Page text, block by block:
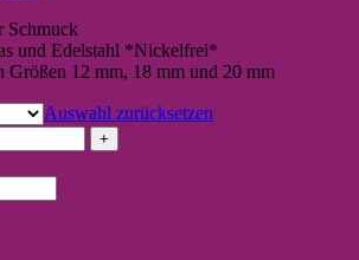
Schmuck
und Edelstahl *Nickelfrei*
Größen 12 mm, 18 mm und 20 mm
Auswahl zurücksetzen